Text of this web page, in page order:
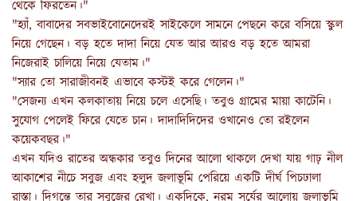
থেকে ফিরতেন।"
"হ্যাঁ, বাবাদের সবভাইবোনেদেরই সাইকেলে সামনে পেছনে করে বসিয়ে স্কুল
নিয়ে গেছেন। বড় হতে দাদা নিয়ে যেত আর আরও বড় হতে আমরা
নিজেরাই চালিয়ে নিয়ে যেতাম।"
"স্যার তো সারাজীবনই এভাবে কস্টই করে গেলেন।"
"সেজন্য এখন কলকাতায় নিয়ে চলে এসেছি। তবুও গ্রামের মায়া কাটেনি।
সুযোগ পেলেই ফিরে যেতে চান। দাদাদিদিদের ওখানেও তো রইলেন
কয়েকবছর।"
এখন যদিও রাতের অন্ধকার তবুও দিনের আলো থাকলে দেখা যায় গাঢ় নীল
আকাশের নীচে সবুজ এবং হলুদ জলাভূমি পেরিয়ে একটি দীর্ঘ পিচঢালা